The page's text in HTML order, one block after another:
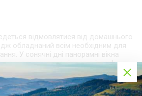
відмовлятися від домашнього
обладнаний всім необхідним для
У сонячні дні панорамні вікна
всередину кімнат, а інтер'єр в
нервову систему, яка постраждала